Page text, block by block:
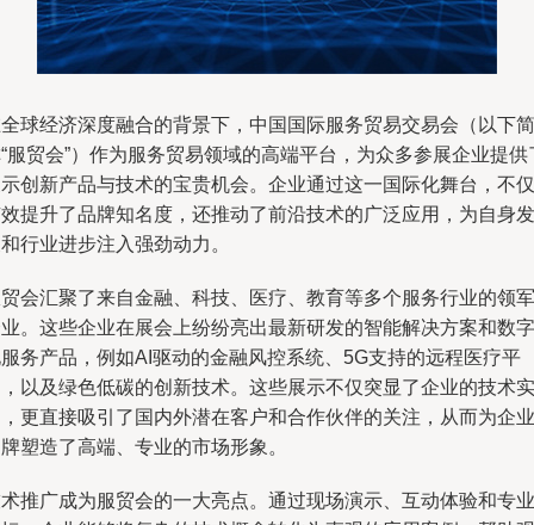
球经济深度融合的背景下，中国国际服务贸易交易会（以下简
服贸会”）作为服务贸易领域的高端平台，为众多参展企业提供
创新产品与技术的宝贵机会。企业通过这一国际化舞台，不仅
提升了品牌知名度，还推动了前沿技术的广泛应用，为自身发
行业进步注入强劲动力。
会汇聚了来自金融、科技、医疗、教育等多个服务行业的领军
。这些企业在展会上纷纷亮出最新研发的智能解决方案和数字
务产品，例如AI驱动的金融风控系统、5G支持的远程医疗平
以及绿色低碳的创新技术。这些展示不仅突显了企业的技术实
更直接吸引了国内外潜在客户和合作伙伴的关注，从而为企业
塑造了高端、专业的市场形象。
推广成为服贸会的一大亮点。通过现场演示、互动体验和专业